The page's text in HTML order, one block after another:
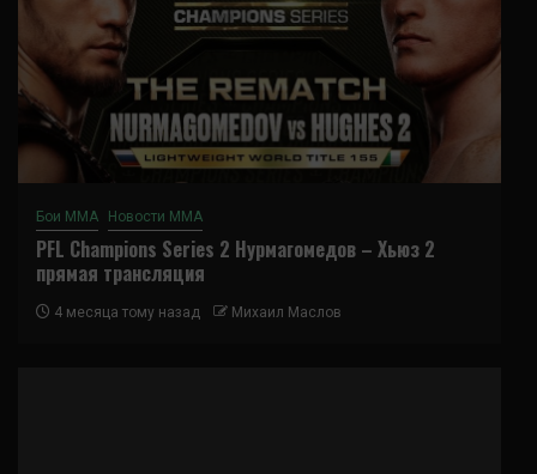
Бои ММА Новости ММА
PFL Champions Series 2 Нурмагомедов – Хьюз 2
прямая трансляция
4 месяца тому назад Михаил Маслов